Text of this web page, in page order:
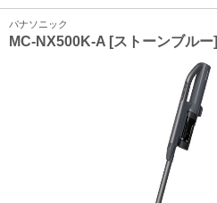
パナソニック
MC-NX500K-A [ストーンブルー]